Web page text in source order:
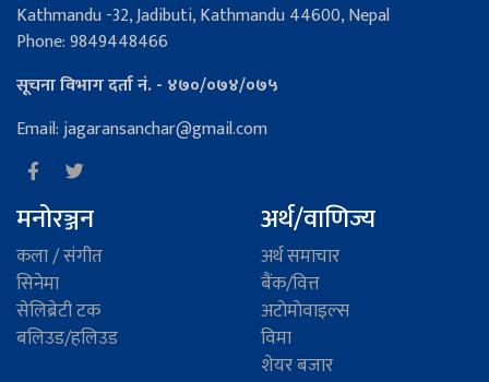
Kathmandu -32, Jadibuti, Kathmandu 44600, Nepal
Phone: 9849448466
सूचना विभाग दर्ता नं. - ४७०/०७४/०७५
Email: jagaransanchar@gmail.com
मनोरञ्जन
कला / संगीत
सिनेमा
सेलिब्रेटी टक
बलिउड/हलिउड
अर्थ/वाणिज्य
अर्थ समाचार
बैंक/वित्त
अटाेमाेवाइल्स
विमा
शेयर बजार